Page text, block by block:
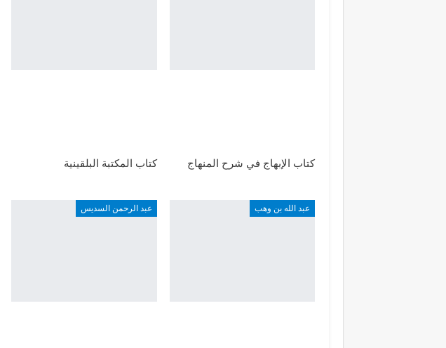
كتاب الإبهاج في شرح المنهاج كتاب المكتبة البلقينية
عبد الله بن وهب عبد الرحمن السديس